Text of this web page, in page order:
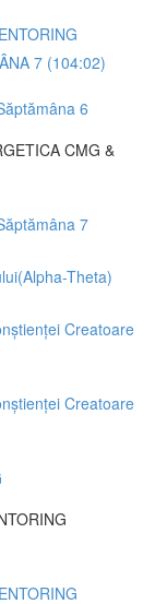
7 (104:02)
6
CMG &
7
Theta)
Creatoare
Creatoare